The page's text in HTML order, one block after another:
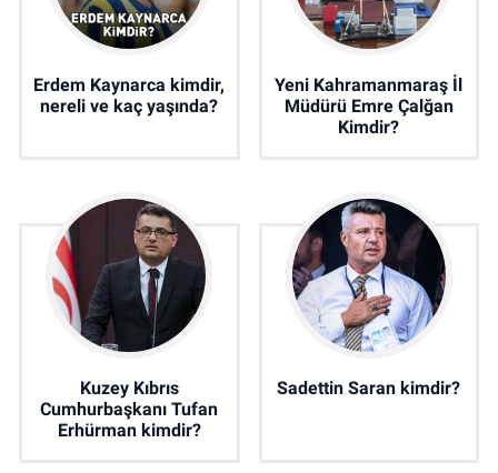
Erdem Kaynarca kimdir,
nereli ve kaç yaşında?
Yeni Kahramanmaraş İl
Müdürü Emre Çalğan
Kimdir?
Kuzey Kıbrıs
Cumhurbaşkanı Tufan
Erhürman kimdir?
Sadettin Saran kimdir?